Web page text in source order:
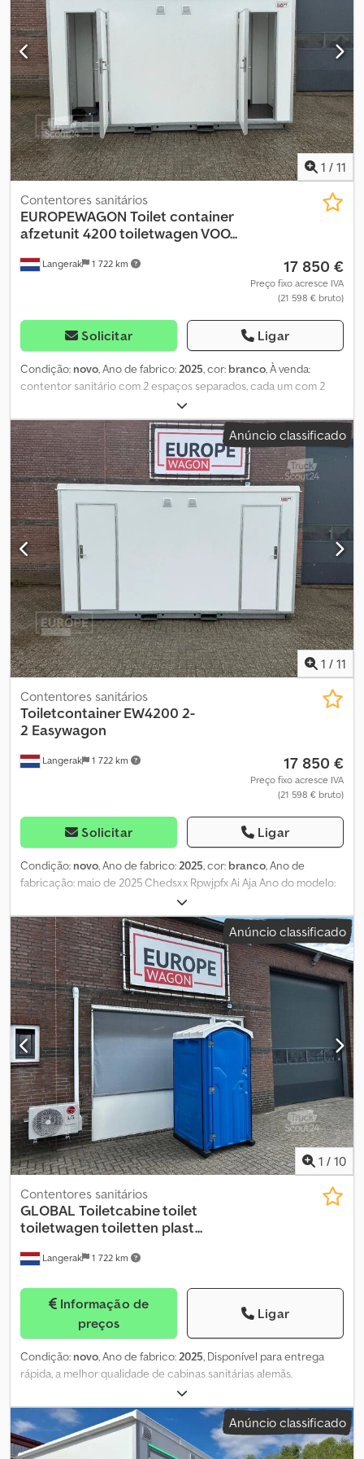
Informações da empresa = Diretamente do importador exclusivo
de todas as marcas! Sem intermediários, apenas diretamente do
importador. GRANDE STOCK DISPONÍVEL, entrega imediata.
1 / 11
Langerak 1 722 km
Contentores sanitários
EUROPEWAGON Toilet container
afzetunit 4200 toiletwagen VOO...
17 850 €
Preço fixo acresce IVA
(21 598 € bruto)
Solicitar Ligar
Condição: novo, Ano de fabrico:2025, cor: branco, À venda:
contentor sanitário com 2 espaços separados, cada um com 2
sanitas e lavatórios. Isolado e aquecido. Este contentor sanitário
pode ser movimentado por uma empilhadeira em 4 lados.
Conexão com acoplamento Geka e suporte fixo de 110 mm,
disponível na EuropeWagon Arkel. = Mais informações = Ano de
fabricação: maio de 2025 Ano do modelo: 2025 Cjdpfx Ajxx Rvqsi
Aeha Peso em vazio: 1.500 kg Dimensões (C x L x A): 420 x 250 x 240
cm Estado geral: muito bom Estado técnico: muito bom Estado
estético: muito bom = Informações da empresa = Diretamente do
importador exclusivo de todas as marcas! Sem intermediários,
apenas diretamente do importador. GRANDE STOCK, disponível
para entrega imediata.
Anúncio classificado
1 / 11
Langerak 1 722 km
Contentores sanitários
Toiletcontainer EW4200 2-
2 Easywagon
17 850 €
Preço fixo acresce IVA
(21 598 € bruto)
Solicitar Ligar
Condição: novo, Ano de fabrico:2025, cor: branco, Ano de
fabricação: maio de 2025 Chedsxx Rpwjpfx Ai Aja Ano do modelo:
2025 Peso em vazio: 1.500 kg Dimensões (C x L x A): 420 x 250 x 240
cm Condição geral: muito boa Condição técnica: muito boa
Condição óptica: muito boa = Informações da empresa =
Diretamente do importador exclusivo de todas as marcas! Sem
intermediários, apenas diretamente do importador. GRANDE
ESTOQUE, entrega imediata.
Anúncio classificado
1 / 10
Langerak 1 722 km
Contentores sanitários
GLOBAL Toiletcabine toilet
toiletwagen toiletten plast...
Informação de
preços
Ligar
Condição: novo, Ano de fabrico:2025, Disponível para entrega
rápida, a melhor qualidade de cabinas sanitárias alemãs.
Disponível em 14 cores diferentes. Várias opções de reservatório.
Várias opções para unidades de lavatório integradas. Diretamente
do importador exclusivo! A cabina sanitária Focus é uma opção
prática e fiável para instalações sanitárias temporárias em
Anúncio classificado